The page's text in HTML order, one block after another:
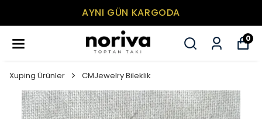
AYNI GÜN KARGODA
0
Xuping Ürünler CMJewelry Bileklik